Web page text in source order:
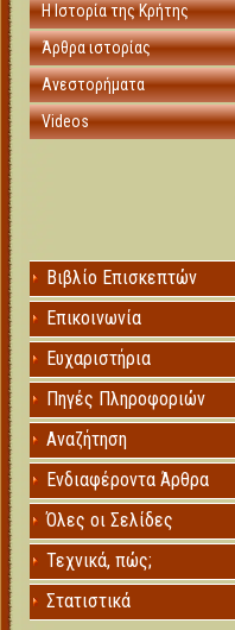
Η Ιστορία της Κρήτης
Άρθρα ιστορίας
Ανεστορήματα
Videos
Βιβλίο Επισκεπτών
Επικοινωνία
Ευχαριστήρια
Πηγές Πληροφοριών
Αναζήτηση
Ενδιαφέροντα Άρθρα
Όλες οι Σελίδες
Τεχνικά, πώς;
Στατιστικά